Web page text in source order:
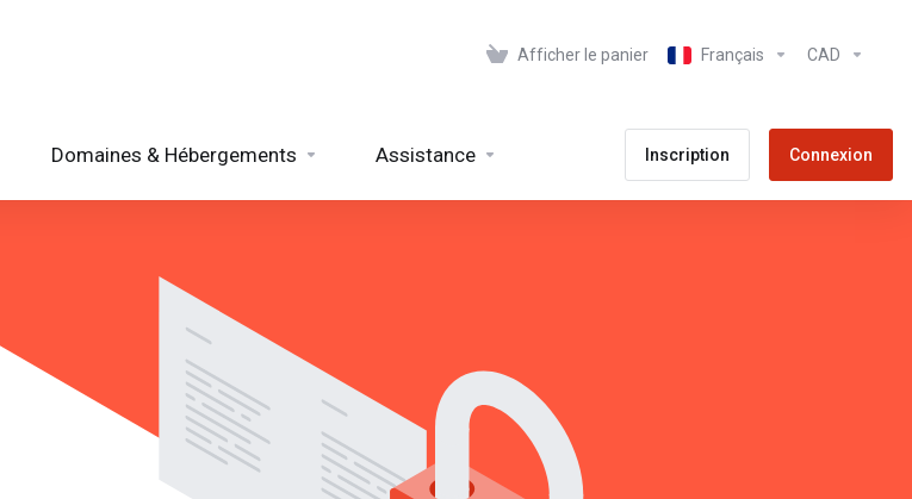
Afficher le panier Français CAD
Domaines & Hébergements Assistance Inscription Connexion